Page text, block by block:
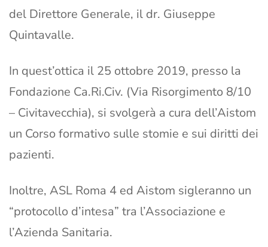
del Direttore Generale, il dr. Giuseppe
Quintavalle.
In quest’ottica il 25 ottobre 2019, presso la
Fondazione Ca.Ri.Civ. (Via Risorgimento 8/10
– Civitavecchia), si svolgerà a cura dell’Aistom
un Corso formativo sulle stomie e sui diritti dei
pazienti.
Inoltre, ASL Roma 4 ed Aistom sigleranno un
“protocollo d’intesa” tra l’Associazione e
l’Azienda Sanitaria.